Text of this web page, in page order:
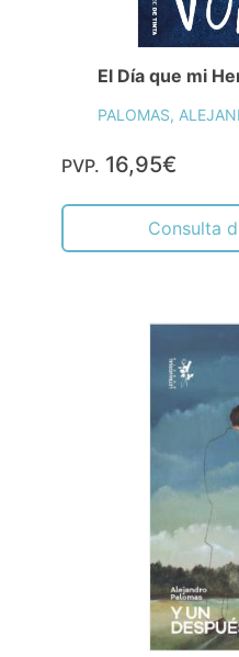
El Día que mi
PALOMAS,
PVP. 16,95€
Consulta